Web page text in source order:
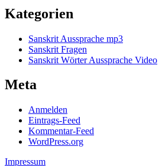
Kategorien
Sanskrit Aussprache mp3
Sanskrit Fragen
Sanskrit Wörter Aussprache Video
Meta
Anmelden
Eintrags-Feed
Kommentar-Feed
WordPress.org
Impressum